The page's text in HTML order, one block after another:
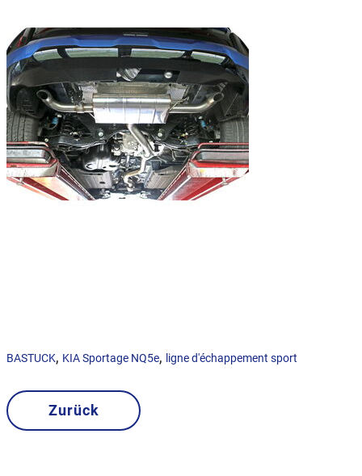
BASTUCK, KIA Sportage NQ5e, ligne d'échappement sport
Zurück